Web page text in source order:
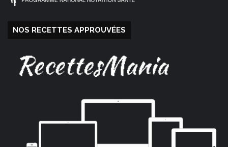
NOS RECETTES APPROUVÉES